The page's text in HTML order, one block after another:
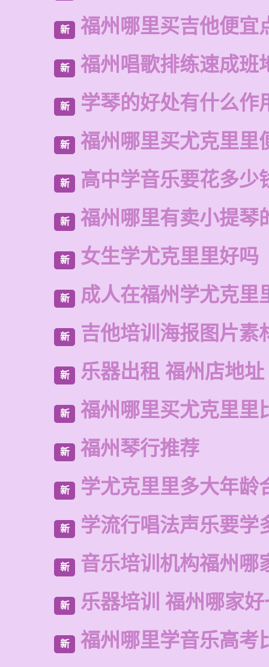
新 福州哪里买吉他便宜
新 福州唱歌排练速成班
新 学琴的好处有什么作
新 福州哪里买尤克里里
新 高中学音乐要花多少
新 福州哪里有卖小提琴
新 女生学尤克里里好吗
新 成人在福州学尤克里
新 吉他培训海报图片素
新 乐器出租 福州店地址
新 福州哪里买尤克里里
新 福州琴行推荐
新 学尤克里里多大年龄
新 学流行唱法声乐要学
新 音乐培训机构福州哪
新 乐器培训 福州哪家
新 福州哪里学音乐高考